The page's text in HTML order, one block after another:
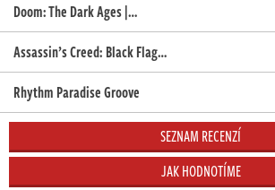
Doom: The Dark Ages |…
Assassin’s Creed: Black Flag…
Rhythm Paradise Groove
SEZNAM RECENZÍ
JAK HODNOTÍME